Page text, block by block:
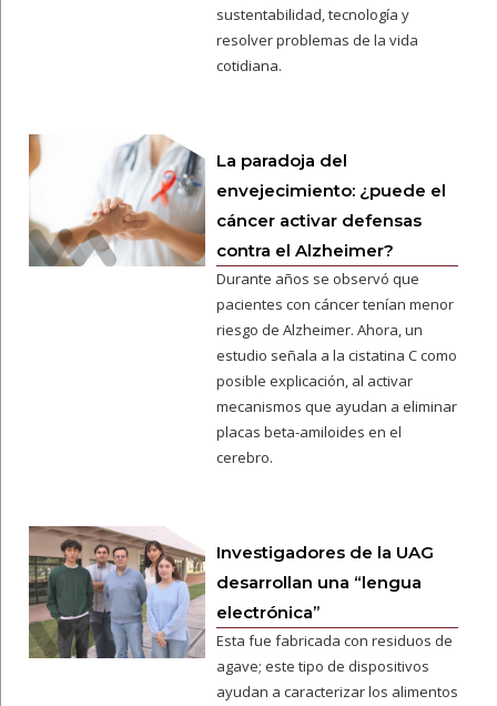
sustentabilidad, tecnología y
resolver problemas de la vida
cotidiana.
La paradoja del
envejecimiento: ¿puede el
cáncer activar defensas
contra el Alzheimer?
Durante años se observó que
pacientes con cáncer tenían menor
riesgo de Alzheimer. Ahora, un
estudio señala a la cistatina C como
posible explicación, al activar
mecanismos que ayudan a eliminar
placas beta-amiloides en el
cerebro.
Investigadores de la UAG
desarrollan una “lengua
electrónica”
Esta fue fabricada con residuos de
agave; este tipo de dispositivos
ayudan a caracterizar los alimentos